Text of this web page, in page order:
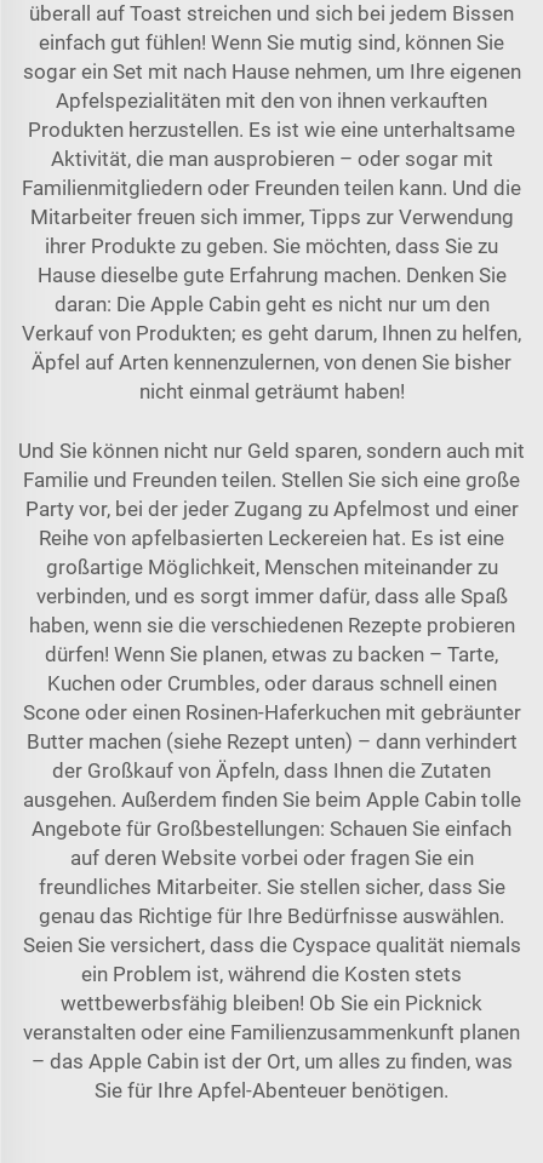
überall auf Toast streichen und sich bei jedem Bissen
einfach gut fühlen! Wenn Sie mutig sind, können Sie
sogar ein Set mit nach Hause nehmen, um Ihre eigenen
Apfelspezialitäten mit den von ihnen verkauften
Produkten herzustellen. Es ist wie eine unterhaltsame
Aktivität, die man ausprobieren – oder sogar mit
Familienmitgliedern oder Freunden teilen kann. Und die
Mitarbeiter freuen sich immer, Tipps zur Verwendung
ihrer Produkte zu geben. Sie möchten, dass Sie zu
Hause dieselbe gute Erfahrung machen. Denken Sie
daran: Die Apple Cabin geht es nicht nur um den
Verkauf von Produkten; es geht darum, Ihnen zu helfen,
Äpfel auf Arten kennenzulernen, von denen Sie bisher
nicht einmal geträumt haben!
Und Sie können nicht nur Geld sparen, sondern auch mit
Familie und Freunden teilen. Stellen Sie sich eine große
Party vor, bei der jeder Zugang zu Apfelmost und einer
Reihe von apfelbasierten Leckereien hat. Es ist eine
großartige Möglichkeit, Menschen miteinander zu
verbinden, und es sorgt immer dafür, dass alle Spaß
haben, wenn sie die verschiedenen Rezepte probieren
dürfen! Wenn Sie planen, etwas zu backen – Tarte,
Kuchen oder Crumbles, oder daraus schnell einen
Scone oder einen Rosinen-Haferkuchen mit gebräunter
Butter machen (siehe Rezept unten) – dann verhindert
der Großkauf von Äpfeln, dass Ihnen die Zutaten
ausgehen. Außerdem finden Sie beim Apple Cabin tolle
Angebote für Großbestellungen: Schauen Sie einfach
auf deren Website vorbei oder fragen Sie ein
freundliches Mitarbeiter. Sie stellen sicher, dass Sie
genau das Richtige für Ihre Bedürfnisse auswählen.
Seien Sie versichert, dass die Cyspace qualität niemals
ein Problem ist, während die Kosten stets
wettbewerbsfähig bleiben! Ob Sie ein Picknick
veranstalten oder eine Familienzusammenkunft planen
– das Apple Cabin ist der Ort, um alles zu finden, was
Sie für Ihre Apfel-Abenteuer benötigen.